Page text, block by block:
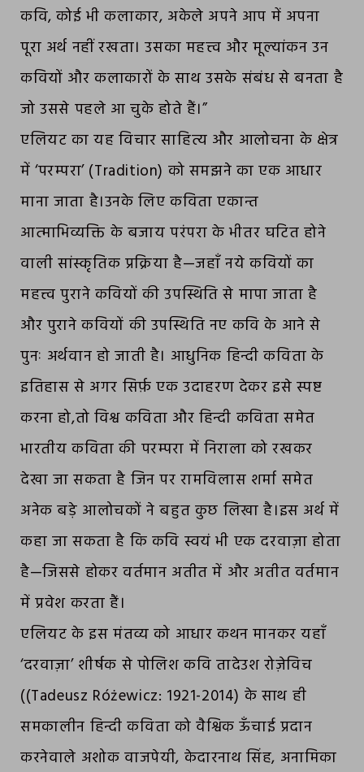
कवि, कोई भी कलाकार, अकेले अपने आप में अपना
पूरा अर्थ नहीं रखता। उसका महत्त्व और मूल्यांकन उन
कवियों और कलाकारों के साथ उसके संबंध से बनता है
जो उससे पहले आ चुके होते हैं।”
एलियट का यह विचार साहित्य और आलोचना के क्षेत्र
में ‘परम्परा’ (Tradition) को समझने का एक आधार
माना जाता है।उनके लिए कविता एकान्त
आत्माभिव्यक्ति के बजाय परंपरा के भीतर घटित होने
वाली सांस्कृतिक प्रक्रिया है—जहाँ नये कवियों का
महत्त्व पुराने कवियों की उपस्थिति से मापा जाता है
और पुराने कवियों की उपस्थिति नए कवि के आने से
पुनः अर्थवान हो जाती है। आधुनिक हिन्दी कविता के
इतिहास से अगर सिर्फ़ एक उदाहरण देकर इसे स्पष्ट
करना हो,तो विश्व कविता और हिन्दी कविता समेत
भारतीय कविता की परम्परा में निराला को रखकर
देखा जा सकता है जिन पर रामविलास शर्मा समेत
अनेक बड़े आलोचकों ने बहुत कुछ लिखा है।इस अर्थ में
कहा जा सकता है कि कवि स्वयं भी एक दरवाज़ा होता
है—जिससे होकर वर्तमान अतीत में और अतीत वर्तमान
में प्रवेश करता हैं।
एलियट के इस मंतव्य को आधार कथन मानकर यहाँ
‘दरवाज़ा’ शीर्षक से पोलिश कवि तादेउश रोज़ेविच
((Tadeusz Różewicz: 1921-2014) के साथ ही
समकालीन हिन्दी कविता को वैश्विक ऊँचाई प्रदान
करनेवाले अशोक वाजपेयी, केदारनाथ सिंह, अनामिका